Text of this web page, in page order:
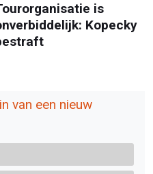
is
Kopecky
van een nieuw